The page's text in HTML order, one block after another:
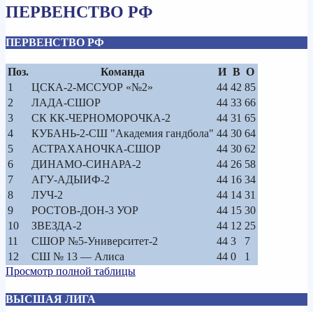
ПЕРВЕНСТВО РФ
ПЕРВЕНСТВО РФ
Поз. Команда И В О
1
ЦСКА-2-МССУОР «№2» 44 42 85
2
ЛАДА-СШОР 44 33 66
3
СК КК-ЧЕРНОМОРОЧКА-2 44 31 65
4
КУБАНЬ-2-СШ "Академия гандбола" 44 30 64
5
АСТРАХАНОЧКА-СШОР 44 30 62
6
ДИНАМО-СИНАРА-2 44 26 58
7
АГУ-АДЫИФ-2 44 16 34
8
ЛУЧ-2 44 14 31
9
РОСТОВ-ДОН-3 УОР 44 15 30
10
ЗВЕЗДА-2 44 12 25
11
СШОР №5-Университет-2 44 3
7
12
СШ № 13 — Алиса 44 0
1
Просмотр полной таблицы
ВЫСШАЯ ЛИГА